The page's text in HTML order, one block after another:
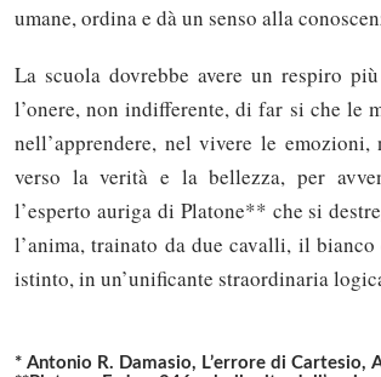
umane, ordina e dà un senso alla
La scuola dovrebbe avere un respiro
l’onere, non indifferente, di far si che le
nell’apprendere, nel vivere le emozioni,
verso la verità e la bellezza, per
l’esperto auriga di Platone** che si
l’anima, trainato da due cavalli, il bianco
istinto, in un’unificante straordinaria
* Antonio R. Damasio, L’errore di Cartesio,
Solo gli utenti registrati